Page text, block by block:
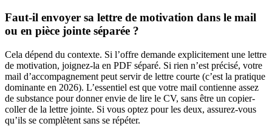
Faut-il envoyer sa lettre de motivation dans le mail
ou en pièce jointe séparée ?
Cela dépend du contexte. Si l’offre demande explicitement une lettre
de motivation, joignez-la en PDF séparé. Si rien n’est précisé, votre
mail d’accompagnement peut servir de lettre courte (c’est la pratique
dominante en 2026). L’essentiel est que votre mail contienne assez
de substance pour donner envie de lire le CV, sans être un copier-
coller de la lettre jointe. Si vous optez pour les deux, assurez-vous
qu’ils se complètent sans se répéter.